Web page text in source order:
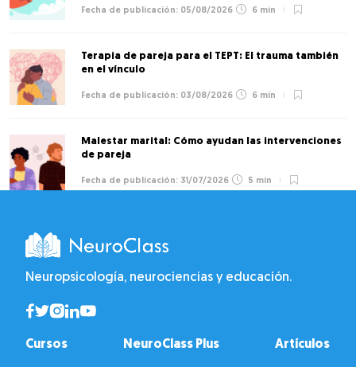
05/08/2026 6 min
Terapia de pareja para el TEPT: El trauma también
en el vínculo
03/08/2026 6 min
Malestar marital: Cómo ayudan las intervenciones
de pareja
31/07/2026 5 min
Neuropsicología, neurociencias y educación.
Cursos NeuroClass Plus Artículos